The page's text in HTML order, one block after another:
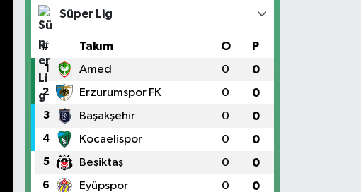
Süper Lig
# Takım O P
1 Amed 0 0
2 Erzurumspor FK 0 0
3 Başakşehir 0 0
4 Kocaelispor 0 0
5 Beşiktaş 0 0
6 Eyüpspor 0 0